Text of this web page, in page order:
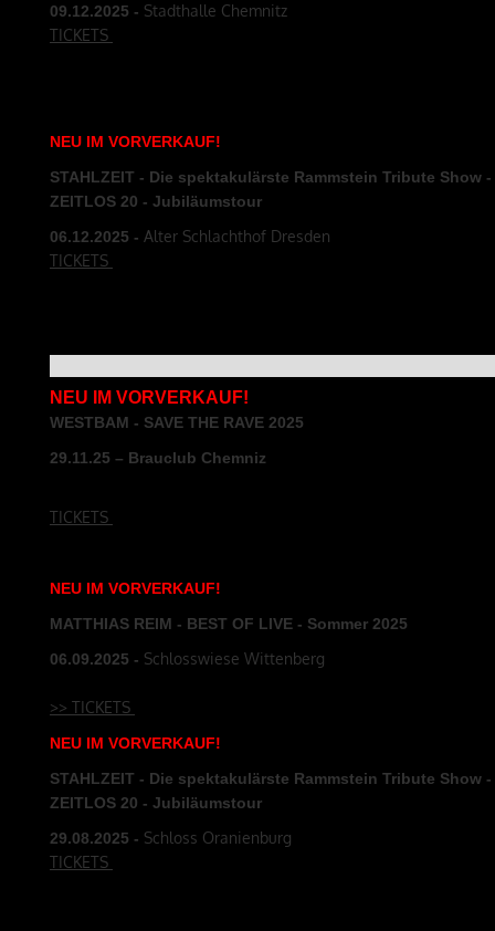
09.12.2025 - Stadthalle Chemnitz
TICKETS
NEU IM VORVERKAUF!
STAHLZEIT - Die spektakulärste Rammstein Tribute Show -
ZEITLOS 20 - Jubiläumstour
06.12.2025 - Alter Schlachthof Dresden
TICKETS
NEU IM VORVERKAUF!
WESTBAM - SAVE THE RAVE 2025
29.11.25 – Brauclub Chemniz
TICKETS
NEU IM VORVERKAUF!
MATTHIAS REIM - BEST OF LIVE - Sommer 2025
06.09.2025 - Schlosswiese Wittenberg
>> TICKETS
NEU IM VORVERKAUF!
STAHLZEIT - Die spektakulärste Rammstein Tribute Show -
ZEITLOS 20 - Jubiläumstour
29.08.2025 - Schloss Oranienburg
TICKETS